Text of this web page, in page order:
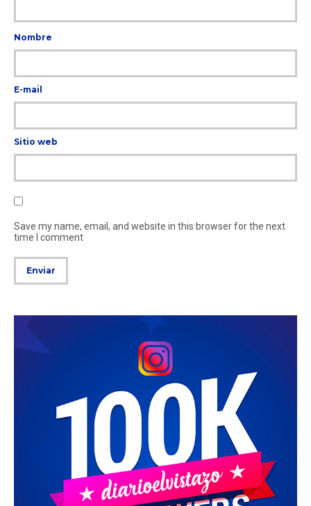
Nombre
E-mail
Sitio web
Save my name, email, and website in this browser for the next
time I comment